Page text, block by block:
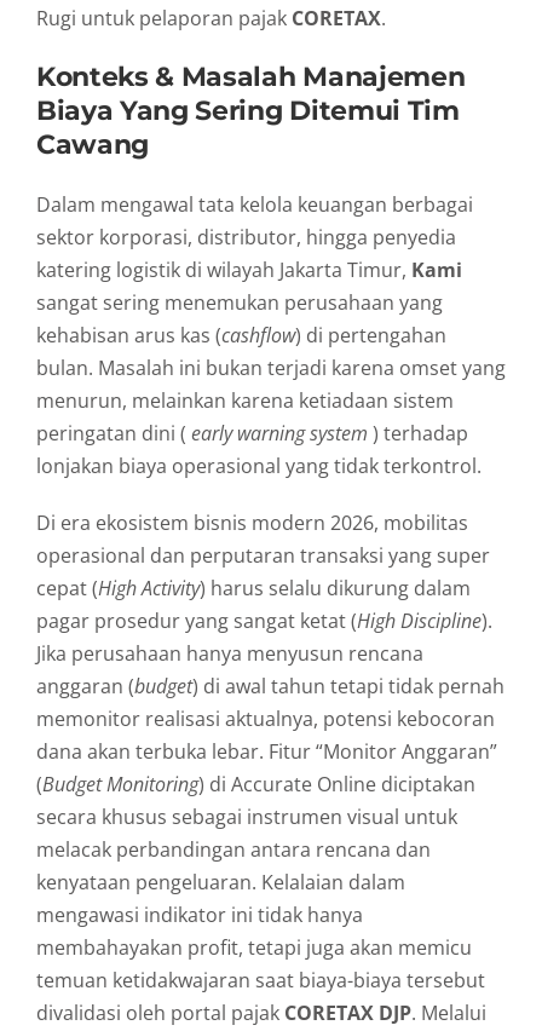
Rugi untuk pelaporan pajak CORETAX.
Konteks & Masalah Manajemen
Biaya Yang Sering Ditemui Tim
Cawang
Dalam mengawal tata kelola keuangan berbagai
sektor korporasi, distributor, hingga penyedia
katering logistik di wilayah Jakarta Timur, Kami
sangat sering menemukan perusahaan yang
kehabisan arus kas (cashflow) di pertengahan
bulan. Masalah ini bukan terjadi karena omset yang
menurun, melainkan karena ketiadaan sistem
peringatan dini ( early warning system ) terhadap
lonjakan biaya operasional yang tidak terkontrol.
Di era ekosistem bisnis modern 2026, mobilitas
operasional dan perputaran transaksi yang super
cepat (High Activity) harus selalu dikurung dalam
pagar prosedur yang sangat ketat (High Discipline).
Jika perusahaan hanya menyusun rencana
anggaran (budget) di awal tahun tetapi tidak pernah
memonitor realisasi aktualnya, potensi kebocoran
dana akan terbuka lebar. Fitur “Monitor Anggaran”
(Budget Monitoring) di Accurate Online diciptakan
secara khusus sebagai instrumen visual untuk
melacak perbandingan antara rencana dan
kenyataan pengeluaran. Kelalaian dalam
mengawasi indikator ini tidak hanya
membahayakan profit, tetapi juga akan memicu
temuan ketidakwajaran saat biaya-biaya tersebut
divalidasi oleh portal pajak CORETAX DJP. Melalui